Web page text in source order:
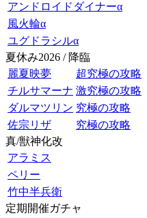
アンドロイドダイナーα
風火輪α
ユグドラシルα
夏休み2026 / 降臨
麗夏映夢
超究極の攻略
チルサマーナ 激究極の攻略
ダルマツリン 究極の攻略
佐宗リザ
究極の攻略
真/獣神化改
アラミス
ペリー
竹中半兵衛
定期開催ガチャ